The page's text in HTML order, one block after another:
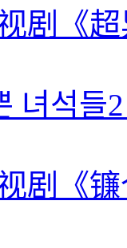
剧《
녀석들
剧《